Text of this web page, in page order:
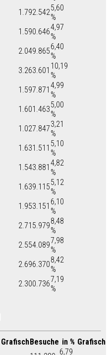
1.792.5425,60
%
1.590.6464,97
%
2.049.8656,40
%
3.263.601 10,19
%
1.597.871 4,99
%
1.601.4635,00
%
1.027.8473,21
%
1.631.511 5,10
%
1.543.881 4,82
%
1.639.1155,12
%
1.953.151 6,10
%
2.715.9798,48
%
2.554.0897,98
%
2.696.3708,42
%
2.300.7367,19
%
GrafischBesuche in % Grafisch
6,79